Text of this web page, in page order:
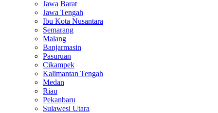
Jawa Barat
Jawa Tengah
Ibu Kota Nusantara
Semarang
Malang
Banjarmasin
Pasuruan
Cikampek
Kalimantan Tengah
Medan
Riau
Pekanbaru
Sulawesi Utara